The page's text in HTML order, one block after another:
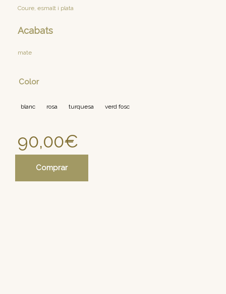
Coure, esmalt i plata
Acabats
mate
Color
blanc rosa turquesa verd fosc
90,00€
Comprar